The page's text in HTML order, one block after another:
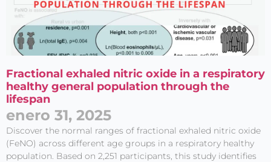
Fractional exhaled nitric oxide in a respiratory
healthy general population through the
lifespan
enero 31, 2025
Discover the normal ranges of fractional exhaled nitric oxide
(FeNO) across different age groups in a respiratory healthy
population. Based on 2,251 participants, this study identifies